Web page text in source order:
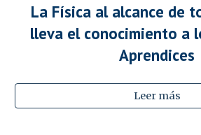
La Física al alcance de
lleva el conocimiento a
Aprendices
Leer más